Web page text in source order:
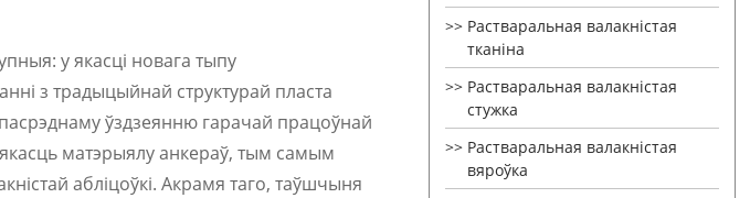
Растваральная валакністая
тканіна
Растваральная валакністая
стужка
Растваральная валакністая
вяроўка
у якасці новага тыпу
з традыцыйнай структурай пласта
ўздзеянню гарачай працоўнай
якасць матэрыялу анкераў, тым самым
абліцоўкі. Акрамя таго, таўшчыня